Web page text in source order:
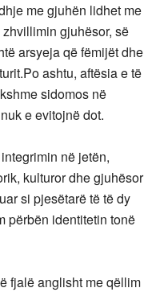
me gjuhën lidhet me
gjuhësor, së
arsyeja që fëmijët dhe
ashtu, aftësia e të
sidomos në
e evitojnë dot.
në jetën,
kulturor dhe gjuhësor
si pjesëtarë të të dy
përbën identitetin tonë
fjalë anglisht me qëllim